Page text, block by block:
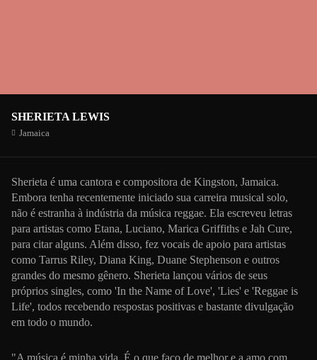
SHERIETA LEWIS
Jamaica
Sherieta é uma cantora e compositora de Kingston, Jamaica.
Embora tenha recentemente iniciado sua carreira musical solo,
não é estranha à indústria da música reggae. Ela escreveu letras
para artistas como Etana, Luciano, Marica Griffiths e Jah Cure,
para citar alguns. Além disso, fez vocais de apoio para artistas
como Tarrus Riley, Diana King, Duane Stephenson e outros
grandes do mesmo gênero. Sherieta lançou vários de seus
próprios singles, como 'In the Name of Love', 'Lies' e 'Reggae is
Life', todos recebendo respostas positivas e bastante divulgação
em todo o mundo.